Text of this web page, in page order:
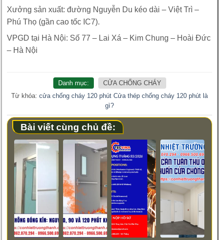
Xưởng sản xuất: đường Nguyễn Du kéo dài – Việt Trì –
Phú Thọ (gần cao tốc IC7).
VPGD tại Hà Nội: Số 77 – Lai Xá – Kim Chung – Hoài Đức
– Hà Nội
Danh mục:
CỬA CHỐNG CHÁY
Từ khóa: cửa chống cháy 120 phút Cửa thép chống cháy 120 phút là
gì?
Bài viết cùng chủ đề: